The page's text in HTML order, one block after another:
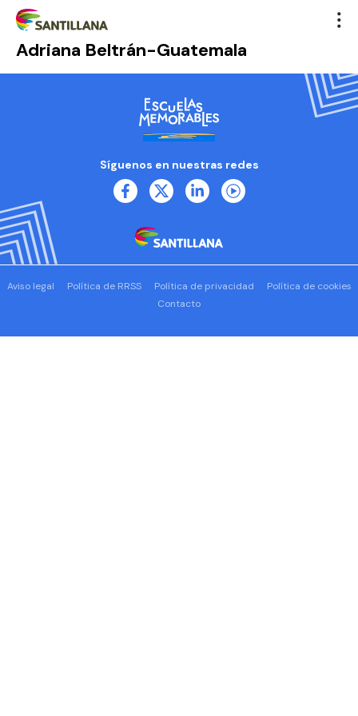
Adriana Beltrán-Guatemala
Síguenos en nuestras redes
Aviso legal Política de RRSS Política de privacidad
Política de cookies
Contacto